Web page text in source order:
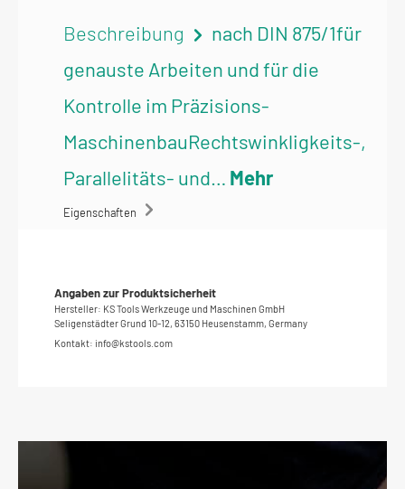
Beschreibung
nach DIN 875/1für
genauste Arbeiten und für die
Kontrolle im Präzisions-
MaschinenbauRechtswinkligkeits-,
Parallelitäts- und… Mehr
Eigenschaften
Angaben zur Produktsicherheit
Hersteller: KS Tools Werkzeuge und Maschinen GmbH
Seligenstädter Grund 10-12, 63150 Heusenstamm, Germany
Kontakt: info@kstools.com